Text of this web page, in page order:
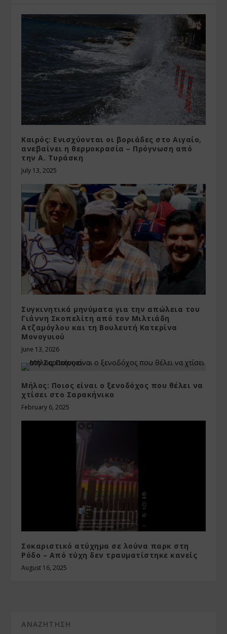
Καιρός: Ενισχύονται οι βοριάδες στο Αιγαίο,
ανεβαίνει η θερμοκρασία – Πρόγνωση από
την Α. Τυράσκη
July 13, 2025
Συγκινητικά μηνύματα για την απώλεια του
Γιάννη Σκοπελίτη από τον Μιλτιάδη
Ατζαμόγλου και τη Βουλευτή Κατερίνα
Μονογυιού
June 13, 2026
Μήλος: Ποιος είναι ο ξενοδόχος που θέλει να
χτίσει στο Σαρακήνικο
February 6, 2025
Σοκαριστικό ατύχημα σε λούνα παρκ στη
Ρόδο – Από τύχη δεν τραυματίστηκε κανείς
August 16, 2025